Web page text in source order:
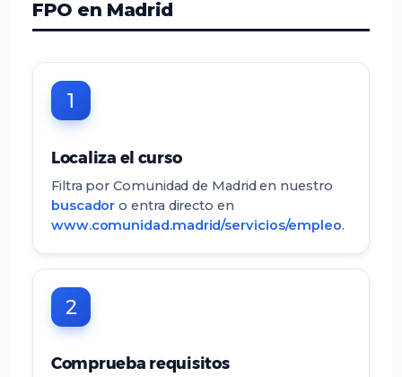
FPO en Madrid
1
Localiza el curso
Filtra por Comunidad de Madrid en nuestro
buscador o entra directo en
www.comunidad.madrid/servicios/empleo.
2
Comprueba requisitos